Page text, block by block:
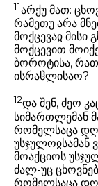
11არქუ მათ:
რამეთუ არა
მოქცევაჲ მისი
მოქცევით
ბოროტისა,
ისრაჱლისაო?
12და შენ, ძეო
სიმართლემან
რომელსაცა
მოაქციოს
ძალ-უც
რომელსაცა